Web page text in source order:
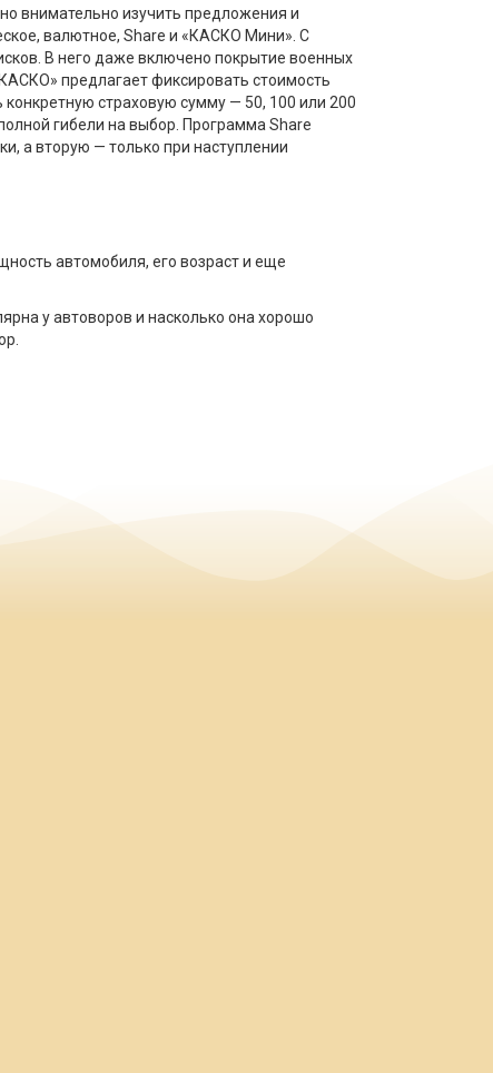
внимательно изучить предложения и
валютное, Sharе и «КАСКО Мини». С
В него даже включено покрытие военных
предлагает фиксировать стоимость
страховую сумму — 50, 100 или 200
гибели на выбор. Программа Sharе
а вторую — только при наступлении
автомобиля, его возраст и еще
у автоворов и насколько она хорошо